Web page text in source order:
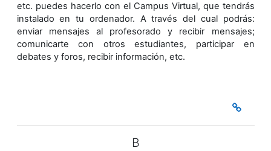
etc. puedes hacerlo con el Campus Virtual, que tendrás
instalado en tu ordenador. A través del cual podrás:
enviar mensajes al profesorado y recibir mensajes;
comunicarte con otros estudiantes, participar en
debates y foros, recibir información, etc.
B